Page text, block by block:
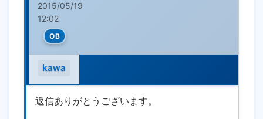
2015/05/19
12:02
OB
kawa
返信ありがとうございます。